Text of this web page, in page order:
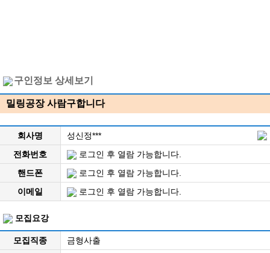
구인정보 상세보기
밀링공장 사람구합니다
회사명
성신정***
전화번호
로그인 후 열람 가능합니다.
핸드폰
로그인 후 열람 가능합니다.
이메일
로그인 후 열람 가능합니다.
모집요강
모집직종
금형사출